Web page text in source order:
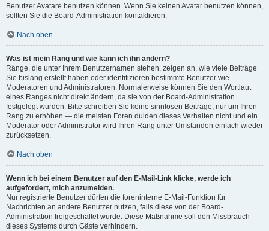
Benutzer Avatare benutzen können. Wenn Sie keinen Avatar benutzen können,
sollten Sie die Board-Administration kontaktieren.
Nach oben
Was ist mein Rang und wie kann ich ihn ändern?
Ränge, die unter Ihrem Benutzernamen stehen, zeigen an, wie viele Beiträge
Sie bislang erstellt haben oder identifizieren bestimmte Benutzer wie
Moderatoren und Administratoren. Normalerweise können Sie den Wortlaut
eines Ranges nicht direkt ändern, da sie von der Board-Administration
festgelegt wurden. Bitte schreiben Sie keine sinnlosen Beiträge, nur um Ihren
Rang zu erhöhen — die meisten Foren dulden dieses Verhalten nicht und ein
Moderator oder Administrator wird Ihren Rang unter Umständen einfach wieder
zurücksetzen.
Nach oben
Wenn ich bei einem Benutzer auf den E-Mail-Link klicke, werde ich
aufgefordert, mich anzumelden.
Nur registrierte Benutzer dürfen die foreninterne E-Mail-Funktion für
Nachrichten an andere Benutzer nutzen, falls diese von der Board-
Administration freigeschaltet wurde. Diese Maßnahme soll den Missbrauch
dieses Systems durch Gäste verhindern.